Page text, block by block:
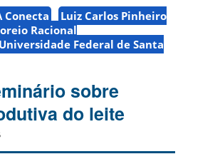
Conecta
Luiz Carlos Pinheiro
Racional
Universidade Federal de Santa
sobre
do leite